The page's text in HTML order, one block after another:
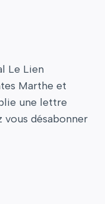
Le Lien
Marthe et
une lettre
vous désabonner